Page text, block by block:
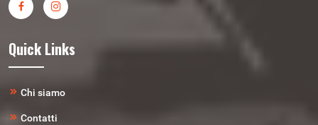
Quick Links
Chi siamo
Contatti